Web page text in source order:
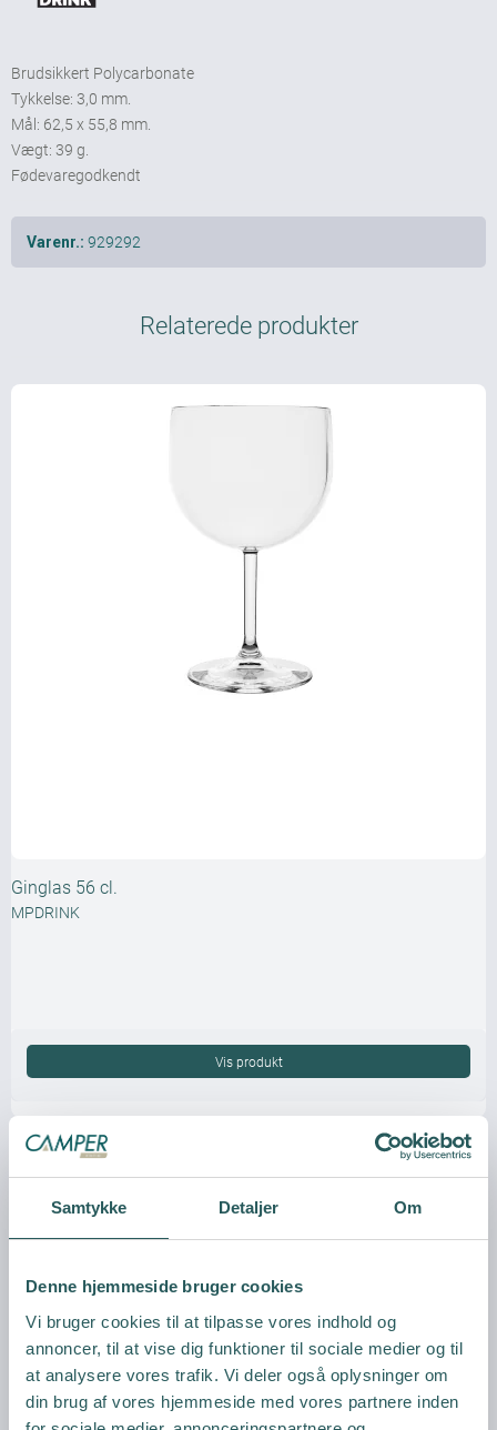
Samtykke Detaljer Om
Denne hjemmeside bruger cookies
Vi bruger cookies til at tilpasse vores indhold og
annoncer, til at vise dig funktioner til sociale medier og til
at analysere vores trafik. Vi deler også oplysninger om
din brug af vores hjemmeside med vores partnere inden
Brudsikkert Polycarbonate
Tykkelse: 3,0 mm.
Mål: 62,5 x 55,8 mm.
Vægt: 39 g.
Fødevaregodkendt
Varenr.: 929292
Relaterede produkter
Ginglas 56 cl.
MPDRINK
Vis produkt